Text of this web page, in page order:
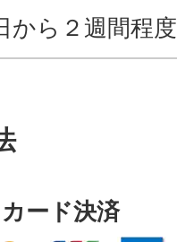
から２週間程度
ード決済